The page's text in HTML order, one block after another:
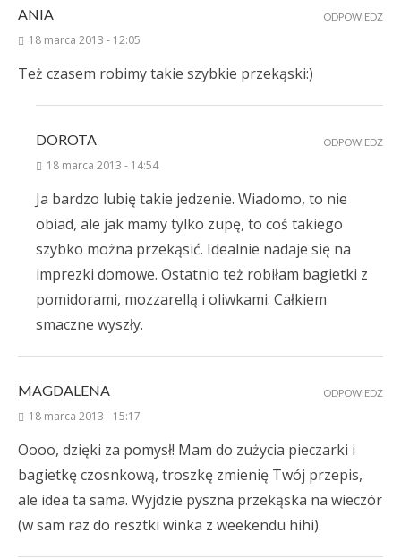
ANIA
18 marca 2013 - 12:05
Też czasem robimy takie szybkie przekąski:)
ODPOWIEDZ
DOROTA
18 marca 2013 - 14:54
Ja bardzo lubię takie jedzenie. Wiadomo, to nie
obiad, ale jak mamy tylko zupę, to coś takiego
szybko można przekąsić. Idealnie nadaje się na
imprezki domowe. Ostatnio też robiłam bagietki z
pomidorami, mozzarellą i oliwkami. Całkiem
smaczne wyszły.
ODPOWIEDZ
MAGDALENA
18 marca 2013 - 15:17
Oooo, dzięki za pomysł! Mam do zużycia pieczarki i
bagietkę czosnkową, troszkę zmienię Twój przepis,
ale idea ta sama. Wyjdzie pyszna przekąska na wieczór
(w sam raz do resztki winka z weekendu hihi).
ODPOWIEDZ